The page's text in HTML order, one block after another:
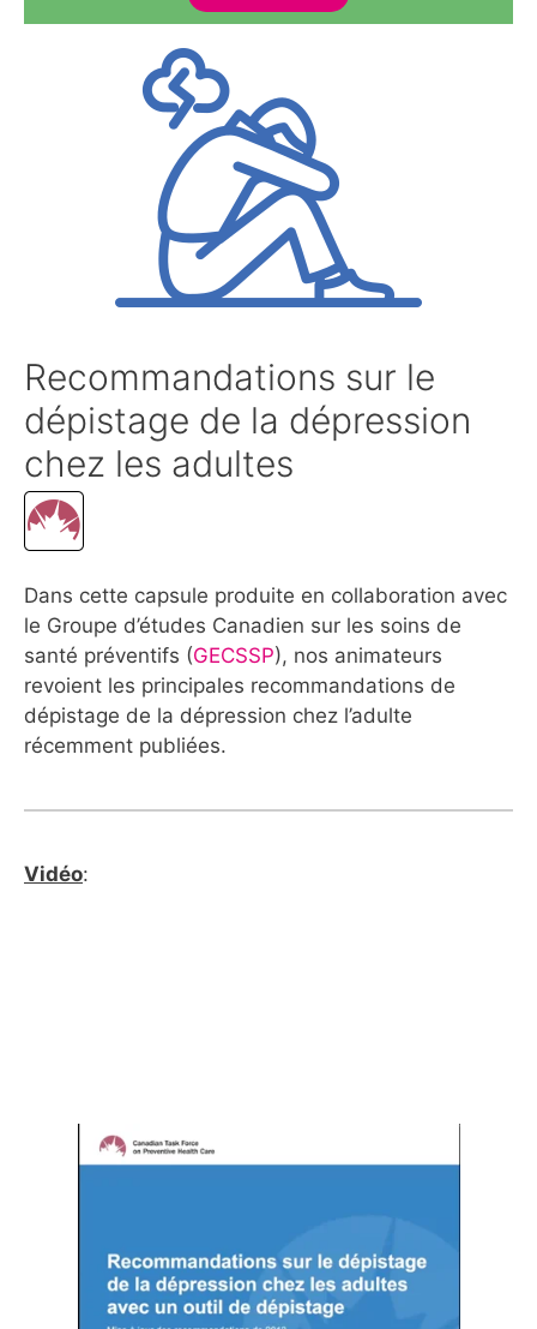
Recommandations sur le
dépistage de la dépression
chez les adultes
Dans cette capsule produite en collaboration avec
le Groupe d’études Canadien sur les soins de
santé préventifs (GECSSP), nos animateurs
revoient les principales recommandations de
dépistage de la dépression chez l’adulte
récemment publiées.
Vidéo: